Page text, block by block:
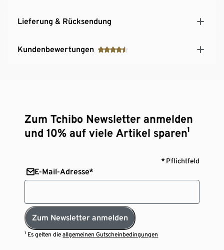
Lieferung & Rücksendung
Kundenbewertungen
Zum Tchibo Newsletter anmelden
und 10% auf viele Artikel sparen¹
* Pflichtfeld
E-Mail-Adresse*
Zum Newsletter anmelden
¹ Es gelten dieallgemeinen Gutscheinbedingungen